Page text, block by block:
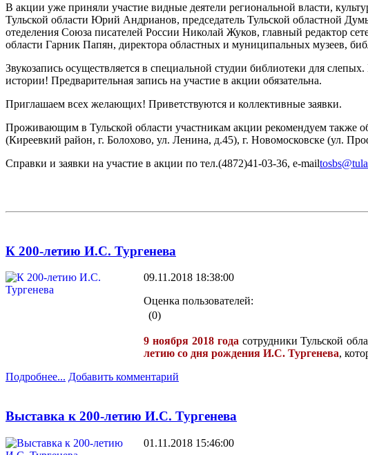
В акции уже приняли участие видные деятели региональной власти,
Тульской области Юрий Андрианов, председатель Тульской областной
отеделения Союза писателей России Николай Жуков, главный редактор
области Гарник Папян, директора областных и муниципальных музеев,
Звукозапись осуществляется в специальной студии библиотеки для
истории! Предварительная запись на участие в акции обязательна.
Приглашаем всех желающих! Приветствуются и коллективные заявки.
Проживающим в Тульской области участникам акции рекомендуем также
(Киреевкий район, г. Болохово, ул. Ленина, д.45), г. Новомосковске (ул.
Справки и заявки на участие в акции по тел.(4872)41-03-36, e-mail
К 200-летию И.С. Тургенева
09.11.2018 18:38:00
Оценка пользователей:
(0)
9 ноября 2018 года сотрудники Тульской
летию со дня рождения И.С. Тургенева,
Подробнее... Добавить комментарий
Выставка к 200-летию И.С. Тургенева
01.11.2018 15:46:00